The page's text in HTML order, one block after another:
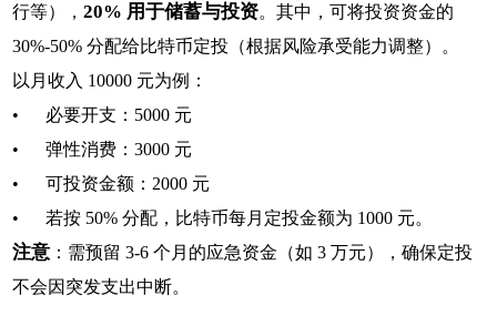
行等），20% 用于储蓄与投资。其中，可将投资资金的
30%-50% 分配给比特币定投（根据风险承受能力调整）。
以月收入 10000 元为例：
• 必要开支：5000 元
• 弹性消费：3000 元
• 可投资金额：2000 元
• 若按 50% 分配，比特币每月定投金额为 1000 元。
注意 ：需预留 3-6 个月的应急资金（如 3 万元），确保定投
不会因突发支出中断。